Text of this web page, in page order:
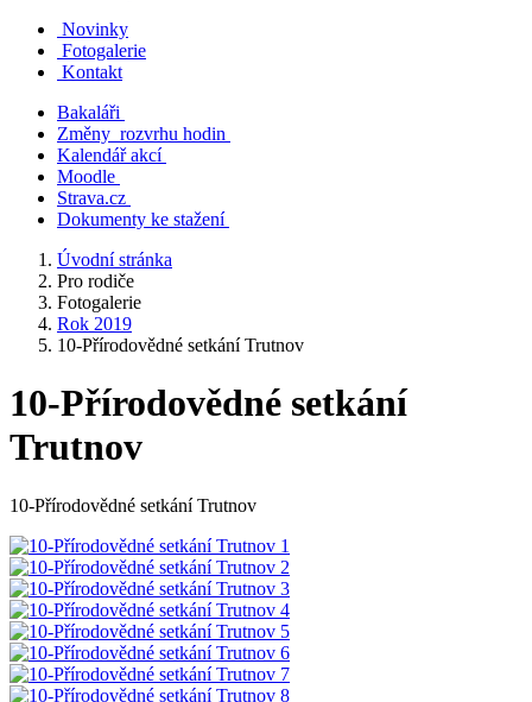
Novinky
Fotogalerie
Kontakt
Bakaláři
Změny rozvrhu hodin
Kalendář akcí
Moodle
Strava.cz
Dokumenty ke stažení
Úvodní stránka
Pro rodiče
Fotogalerie
Rok 2019
10-Přírodovědné setkání Trutnov
10-Přírodovědné setkání
Trutnov
10-Přírodovědné setkání Trutnov